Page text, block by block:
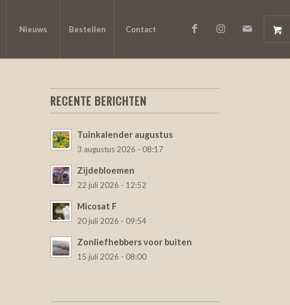
Nieuws Bestellen Contact
RECENTE BERICHTEN
Tuinkalender augustus
3 augustus 2026 - 08:17
Zijdebloemen
22 juli 2026 - 12:52
Micosat F
20 juli 2026 - 09:54
Zonliefhebbers voor buiten
15 juli 2026 - 08:00